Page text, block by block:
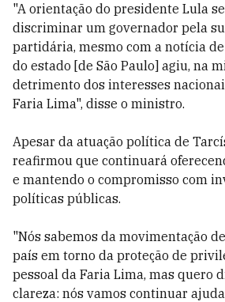
"A orientação do presidente Lula
discriminar um governador pela
partidária, mesmo com a notícia
do estado [de São Paulo] agiu, na
detrimento dos interesses
Faria Lima", disse o ministro.
Apesar da atuação política de
reafirmou que continuará
e mantendo o compromisso com
políticas públicas.
"Nós sabemos da movimentação
país em torno da proteção de
pessoal da Faria Lima, mas quero
clareza: nós vamos continuar